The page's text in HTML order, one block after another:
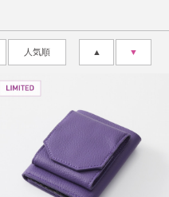
人気順 ▼
▲